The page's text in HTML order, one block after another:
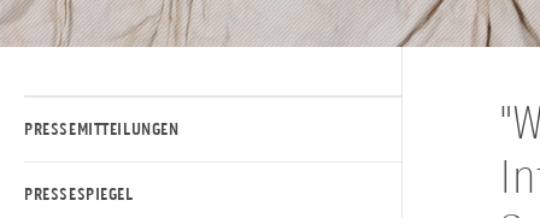
PRESSEMITTEILUNGEN
PRESSESPIEGEL